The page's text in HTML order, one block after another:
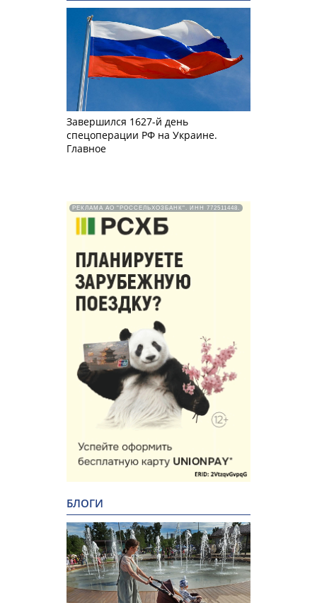
Завершился 1627-й день
спецоперации РФ на Украине.
Главное
РЕКЛАМА АО "РОССЕЛЬХОЗБАНК". ИНН 772511448.
БЛОГИ